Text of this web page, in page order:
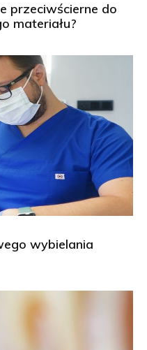
przeciwścierne do
materiału?
wybielania